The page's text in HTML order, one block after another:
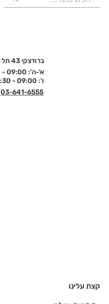
ברודצקי 43 תל אביב (רמת אביב)
א'-ה': 09:00 - 18:30
ו': 09:00 - 13:30
03-641-6555
קצת עלינו